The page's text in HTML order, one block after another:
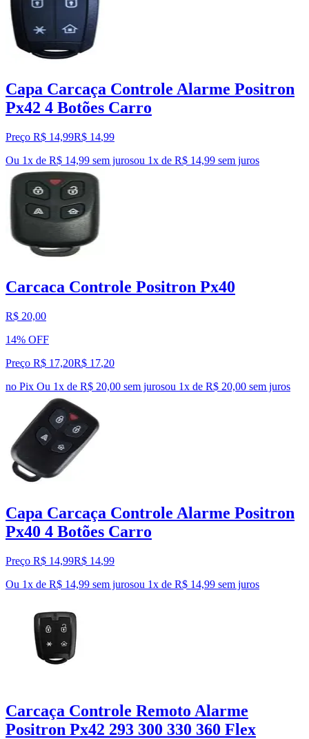
Capa Carcaça Controle Alarme Positron
Px42 4 Botões Carro
Preço R$ 14,99R$ 14,99
Ou 1x de R$ 14,99 sem jurosou 1x de R$ 14,99 sem juros
Carcaca Controle Positron Px40
R$ 20,00
14% OFF
Preço R$ 17,20R$ 17,20
no Pix Ou 1x de R$ 20,00 sem jurosou 1x de R$ 20,00 sem juros
Capa Carcaça Controle Alarme Positron
Px40 4 Botões Carro
Preço R$ 14,99R$ 14,99
Ou 1x de R$ 14,99 sem jurosou 1x de R$ 14,99 sem juros
Carcaça Controle Remoto Alarme
Positron Px42 293 300 330 360 Flex